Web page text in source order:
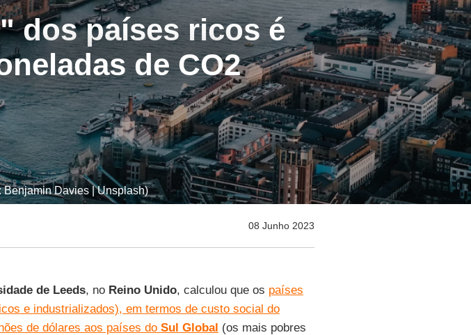
dos países ricos é
de CO2
Davies | Unsplash)
08 Junho 2023
de Leeds, no Reino Unido, calculou que os países
e industrializados), em termos de custo social do
de dólares aos países doSul Global (os mais pobres